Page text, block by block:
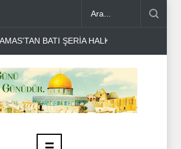
DR BİLAL LAKKİS: LÜBNAN'IN BAĞIMSIZ